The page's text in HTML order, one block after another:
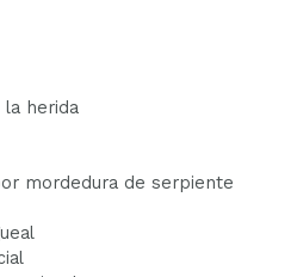
herida
mordedura de serpiente